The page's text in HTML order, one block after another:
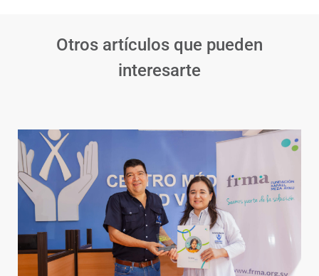
Otros artículos que pueden
interesarte